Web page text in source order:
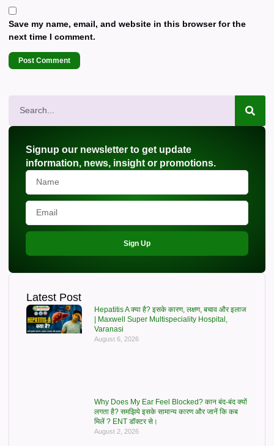
Save my name, email, and website in this browser for the
next time I comment.
Signup our newsletter to get update
information, news, insight or promotions.
Sign Up
Latest Post
Hepatitis A क्या है? इसके कारण, लक्षण, बचाव और इलाज
| Maxwell Super Multispeciality Hospital,
Varanasi
August 6, 2026
Why Does My Ear Feel Blocked? कान बंद-बंद क्यों
लगता है? समझिये इसके सामान्य कारण और जानें कि कब
मिलें ? ENT डॉक्टर से।
August 2, 2026